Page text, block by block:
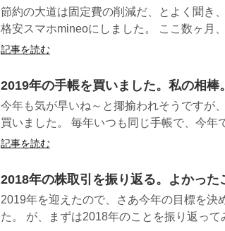
節約の大道は固定費の削減だ、とよく聞き
格安スマホmineoにしました。 ここ数ヶ月
記事を読む
2019年の手帳を買いました。私の相棒。
今年も気が早いね～と揶揄われそうですが
買いました。 毎年いつも同じ手帳で、今年
記事を読む
2018年の株取引を振り返る。よかった
2019年を迎えたので、さあ今年の目標を決
た。 が、まずは2018年のことを振り返って